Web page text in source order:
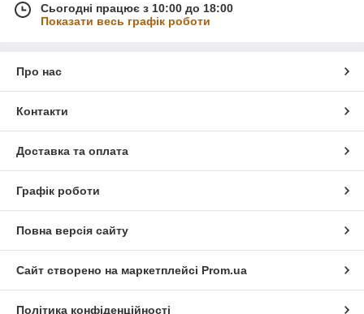
Сьогодні працює з 10:00 до 18:00
Показати весь графік роботи
Про нас
Контакти
Доставка та оплата
Графік роботи
Повна версія сайту
Сайт створено на маркетплейсі Prom.ua
Політика конфіденційності